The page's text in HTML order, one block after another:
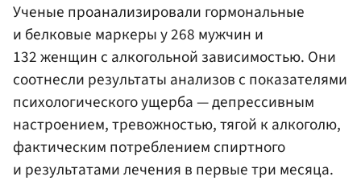
Ученые проанализировали гормональные
и белковые маркеры у 268 мужчин и
132 женщин с алкогольной зависимостью. Они
соотнесли результаты анализов с показателями
психологического ущерба — депрессивным
настроением, тревожностью, тягой к алкоголю,
фактическим потреблением спиртного
и результатами лечения в первые три месяца.